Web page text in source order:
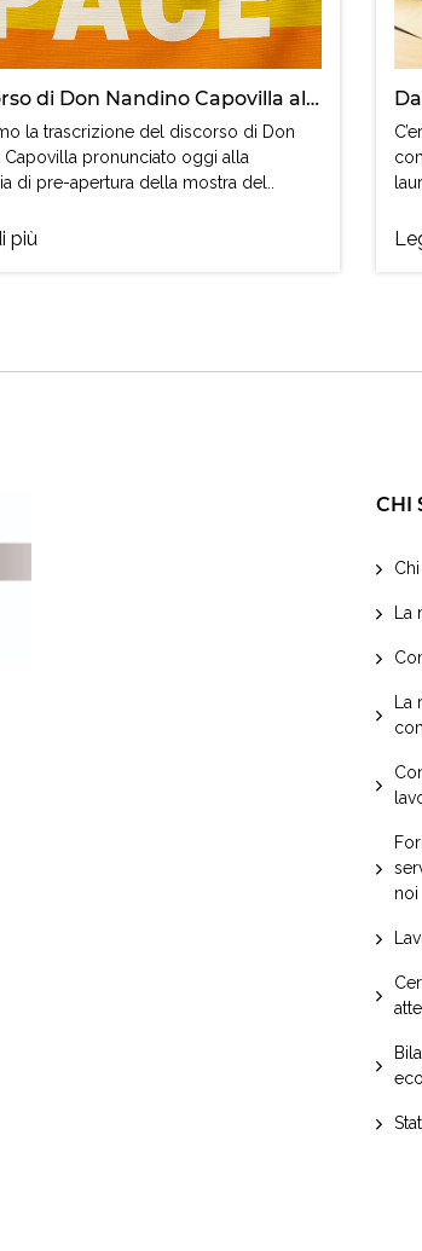
Il discorso di Don Nandino Capovilla alla mostra del cinema di Venezia
la trascrizione del discorso di Don
Capovilla pronunciato oggi alla
di pre-apertura della mostra del..
più
CHI
noi